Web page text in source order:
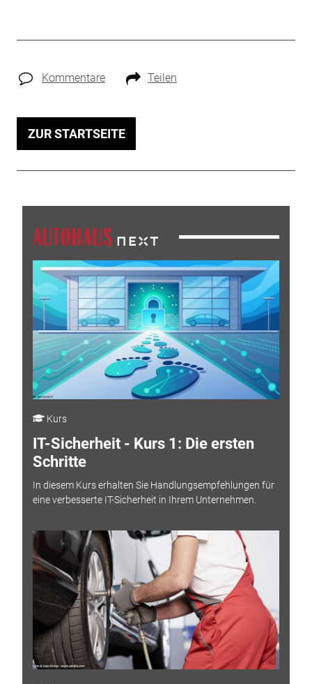
Kommentare Teilen
ZUR STARTSEITE
Kurs
IT-Sicherheit - Kurs 1: Die ersten
Schritte
In diesem Kurs erhalten Sie Handlungsempfehlungen für
eine verbesserte IT-Sicherheit in Ihrem Unternehmen.